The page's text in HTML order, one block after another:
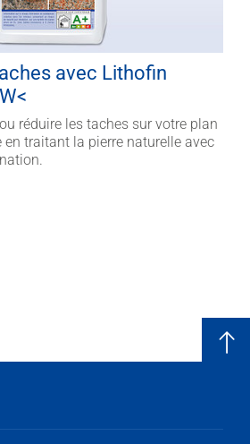
avec Lithofin
réduire les taches sur votre plan
en traitant la pierre naturelle avec